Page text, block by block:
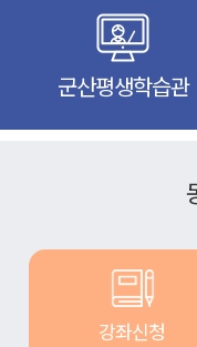
군산평생학습관
강좌신청